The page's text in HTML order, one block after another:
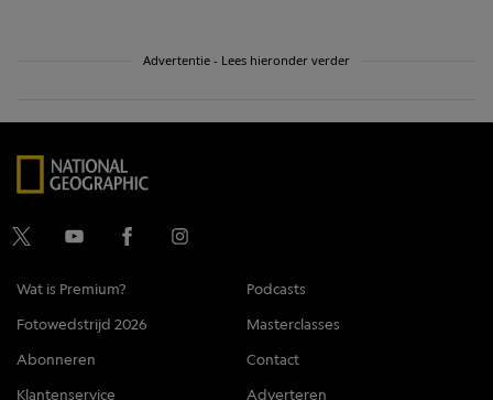
Advertentie - Lees hieronder verder
Wat is Premium?
Podcasts
Fotowedstrijd 2026
Masterclasses
Abonneren
Contact
Klantenservice
Adverteren